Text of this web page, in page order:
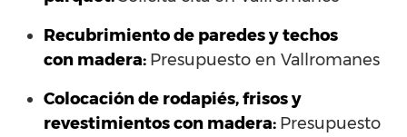
Recubrimiento de paredes y techos
con madera: Presupuesto en Vallromanes
Colocación de rodapiés, frisos y
revestimientos con madera: Presupuesto